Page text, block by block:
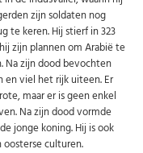
zijn soldaten nog
te keren. Hij stierf in 323
zijn plannen om Arabië te
Na zijn dood bevochten
en viel het rijk uiteen. Er
maar er is geen enkel
Na zijn dood vormde
jonge koning. Hij is ook
culturen.